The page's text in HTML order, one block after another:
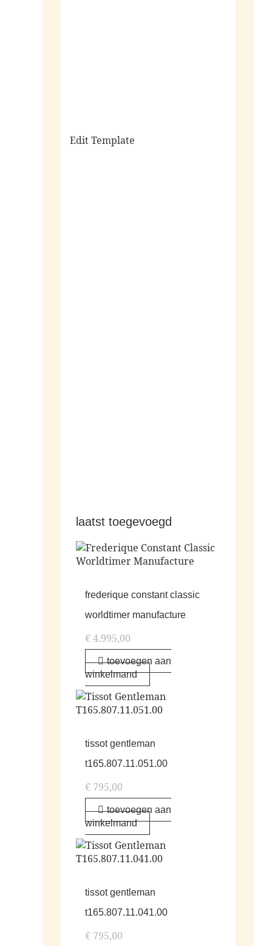
Edit Template
laatst toegevoegd
frederique constant classic
worldtimer manufacture
€4.995,00
toevoegen aan
winkelmand
tissot gentleman
t165.807.11.051.00
€ 795,00
toevoegen aan
winkelmand
tissot gentleman
t165.807.11.041.00
€ 795,00